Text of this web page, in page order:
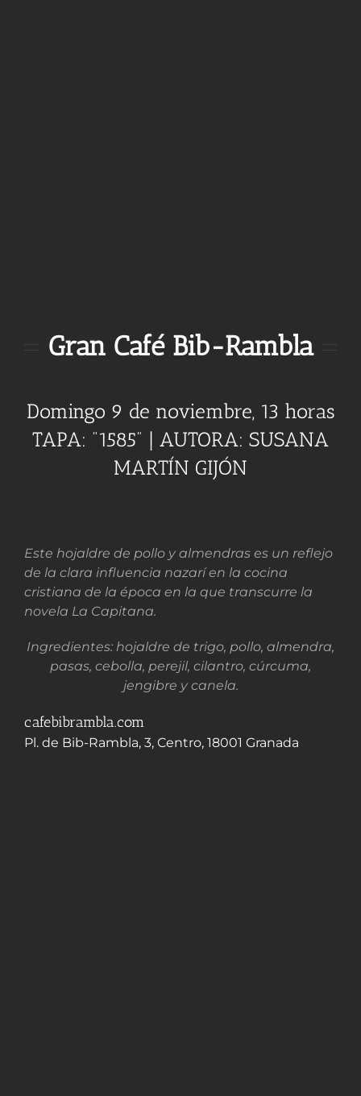
Gran Café Bib-Rambla
Domingo 9 de noviembre, 13 horas
TAPA: “1585” | AUTORA: SUSANA
MARTÍN GIJÓN
Este hojaldre de pollo y almendras es un reflejo
de la clara influencia nazarí en la cocina
cristiana de la época en la que transcurre la
novela La Capitana.
Ingredientes: hojaldre de trigo, pollo, almendra,
pasas, cebolla, perejil, cilantro, cúrcuma,
jengibre y canela.
cafebibrambla.com
Pl. de Bib-Rambla, 3, Centro, 18001 Granada